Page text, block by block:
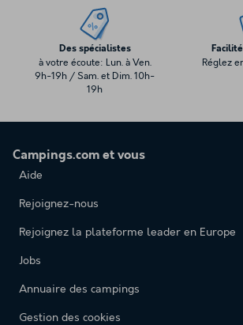
Des spécialistes
à votre écoute: Lun. à Ven.
9h-19h / Sam. et Dim. 10h-
19h
Réglez
Campings.com et vous
Aide
Rejoignez-nous
Rejoignez la plateforme leader en Europe
Jobs
Annuaire des campings
Gestion des cookies